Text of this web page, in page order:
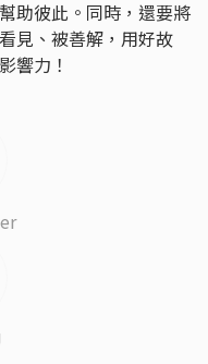
助彼此。同時，還要將
見、被善解，用好故
響力！